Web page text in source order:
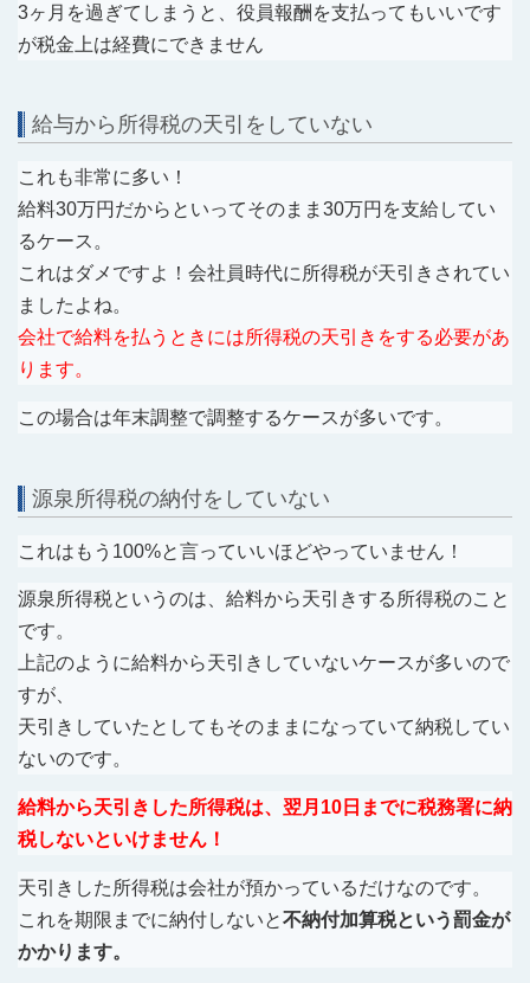
3ヶ月を過ぎてしまうと、役員報酬を支払ってもいいです
が税金上は経費にできません
給与から所得税の天引をしていない
これも非常に多い！
給料30万円だからといってそのまま30万円を支給してい
るケース。
これはダメですよ！会社員時代に所得税が天引きされてい
ましたよね。
会社で給料を払うときには所得税の天引きをする必要があ
ります。
この場合は年末調整で調整するケースが多いです。
源泉所得税の納付をしていない
これはもう100%と言っていいほどやっていません！
源泉所得税というのは、給料から天引きする所得税のこと
です。
上記のように給料から天引きしていないケースが多いので
すが、
天引きしていたとしてもそのままになっていて納税してい
ないのです。
給料から天引きした所得税は、翌月10日までに税務署に納
税しないといけません！
天引きした所得税は会社が預かっているだけなのです。
これを期限までに納付しないと不納付加算税という罰金が
かかります。